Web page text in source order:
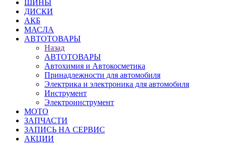
ШИНЫ
ДИСКИ
АКБ
МАСЛА
АВТОТОВАРЫ
Назад
АВТОТОВАРЫ
Автохимия и Автокосметика
Принадлежности для автомобиля
Электрика и электроника для автомобиля
Инструмент
Электроинструмент
МОТО
ЗАПЧАСТИ
ЗАПИСЬ НА СЕРВИС
АКЦИИ